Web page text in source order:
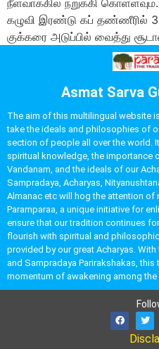
கழுவி இரண்டு கப் தண்ணீரில்
குக்கரை அடுப்பில் வைத்து
Asmat Sarva
The aim of this multilingual website
take the ideals and philosophies of
section of people all over the world.
spiritual knowledge, the importance
Vandanam, and the ideals of our
Sampradaya, Acharyas,
Almanac etc will hog the attention of
Paramparaa, a unique initiative for
ensure that our tradition continues
flourish with spiritual and
provided by our great Acharyas.
and Sampradaya Parirakshakas,
momentum of awakening among the